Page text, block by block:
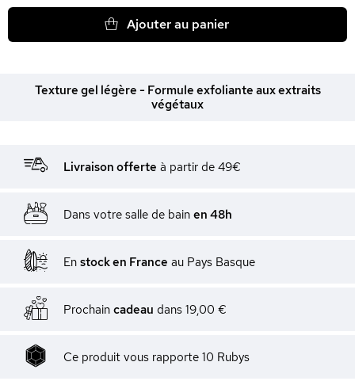
Ajouter au panier
Texture gel légère - Formule exfoliante aux extraits
végétaux
Livraison offerte à partir de 49€
Dans votre salle de bain en 48h
En stock en France au Pays Basque
Prochain cadeau dans 19,00 €
Ce produit vous rapporte 10 Rubys